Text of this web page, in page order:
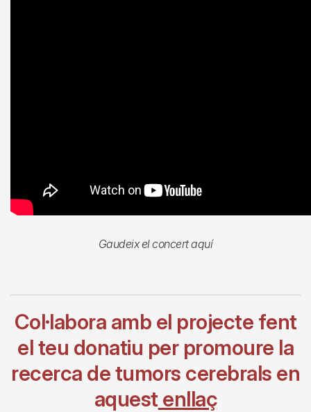
Gaudeix el concert aquí
Col·labora amb el projecte fent
el teu donatiu per promoure la
recerca de tumors cerebrals en
aquest enllaç